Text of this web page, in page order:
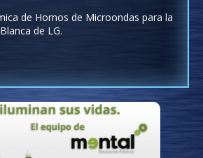
de Hornos de Microondas para la
de LG.